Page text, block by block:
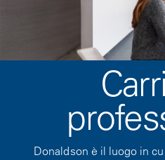
Donaldson è il luogo in